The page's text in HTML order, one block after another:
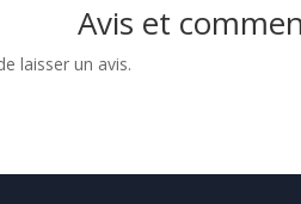
Avis et
laisser un avis.